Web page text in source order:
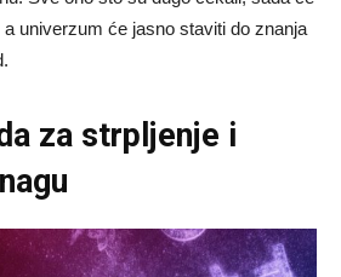
univerzum će jasno staviti do znanja
za strpljenje i